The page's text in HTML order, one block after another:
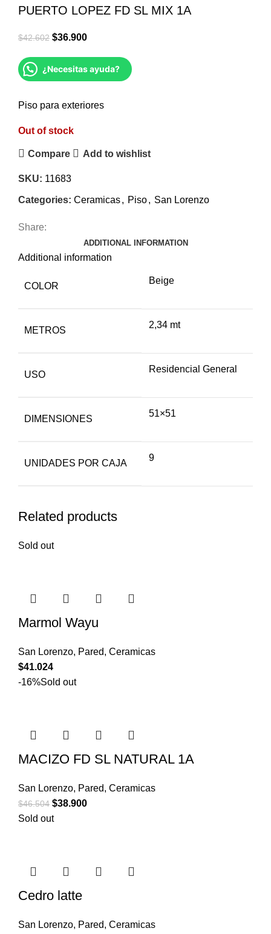
PUERTO LOPEZ FD SL MIX 1A
$42.602 $36.900
¿Necesitas ayuda?
Piso para exteriores
Out of stock
Compare Add to wishlist
SKU: 11683
Categories: Ceramicas, Piso, San Lorenzo
Share:
ADDITIONAL INFORMATION
Additional information
COLOR
Beige
METROS
2,34 mt
USO
Residencial General
DIMENSIONES
51×51
UNIDADES POR CAJA
9
Related products
Sold out
Marmol Wayu
San Lorenzo, Pared, Ceramicas
$41.024
-16%Sold out
MACIZO FD SL NATURAL 1A
San Lorenzo, Pared, Ceramicas
$46.504 $38.900
Sold out
Cedro latte
San Lorenzo, Pared, Ceramicas